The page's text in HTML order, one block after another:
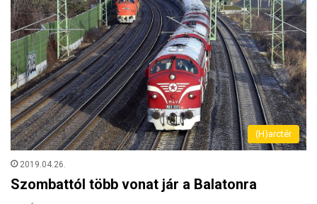
(H)arctér
2019.04.26.
Szombattól több vonat jár a Balatonra